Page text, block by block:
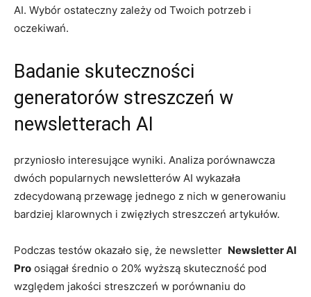
⁤AI. ​Wybór​ ostateczny zależy ⁢od ‍Twoich potrzeb i
oczekiwań.
Badanie⁤ skuteczności
generatorów streszczeń w⁤
newsletterach AI
przyniosło⁤ interesujące‌ wyniki. Analiza ⁣porównawcza
‌dwóch popularnych newsletterów ​AI wykazała
⁤zdecydowaną ‌przewagę jednego z nich w generowaniu
bardziej klarownych i zwięzłych streszczeń artykułów.
Podczas testów⁣ okazało się, ⁢że newsletter ‍ Newsletter AI
⁢Pro osiągał ⁢średnio ⁢o 20% wyższą skuteczność pod
względem‌ jakości⁤ streszczeń‍ w porównaniu do